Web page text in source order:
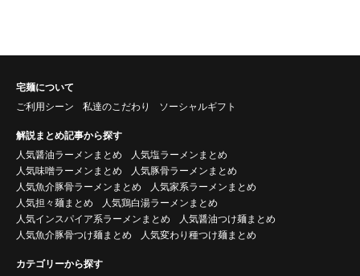
宅麺について
ご利用シーン
私達のこだわり ソーシャルギフト
解説まとめ記事から探す
人気醤油ラーメンまとめ
人気塩ラーメンまとめ
人気味噌ラーメンまとめ
人気豚骨ラーメンまとめ
人気魚介豚骨ラーメンまとめ
人気家系ラーメンまとめ
人気担々麺まとめ
人気鶏白湯ラーメンまとめ
人気インスパイア系ラーメンまとめ
人気醤油つけ麺まとめ
人気魚介豚骨つけ麺まとめ
人気変わり種つけ麺まとめ
カテゴリーから探す